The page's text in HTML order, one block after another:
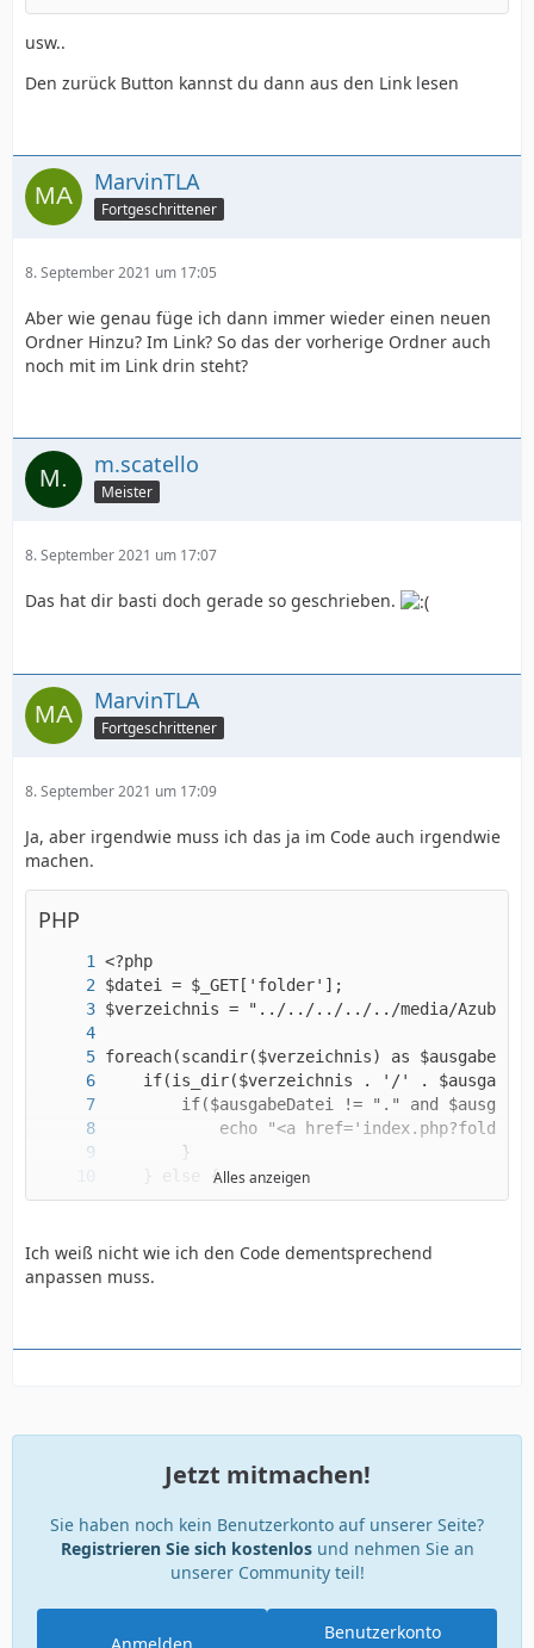
usw..
Den zurück Button kannst du dann aus den Link lesen
MarvinTLA
Fortgeschrittener
8. September 2021 um 17:05
Aber wie genau füge ich dann immer wieder einen neuen
Ordner Hinzu? Im Link? So das der vorherige Ordner auch
noch mit im Link drin steht?
m.scatello
Meister
8. September 2021 um 17:07
Das hat dir basti doch gerade so geschrieben.
MarvinTLA
Fortgeschrittener
8. September 2021 um 17:09
Ja, aber irgendwie muss ich das ja im Code auch irgendwie
machen.
PHP
?>
Alles anzeigen
Ich weiß nicht wie ich den Code dementsprechend
anpassen muss.
Jetzt mitmachen!
Sie haben noch kein Benutzerkonto auf unserer Seite?
Registrieren Sie sich kostenlosund nehmen Sie an
unserer Community teil!
Benutzerkonto